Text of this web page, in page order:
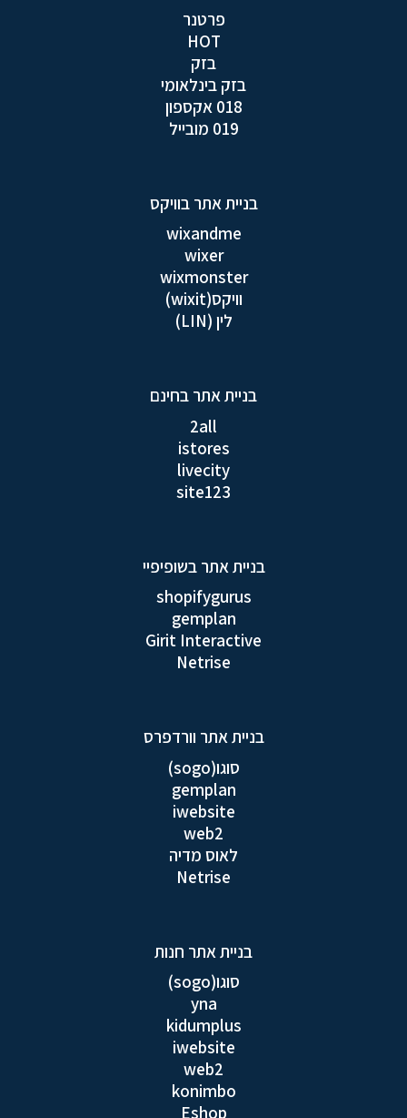
פרטנר
HOT
בזק
בזק בינלאומי
018 אקספון
019 מובייל
בניית אתר בוויקס
wixandme
wixer
wixmonster
וויקס(wixit)
לין (LIN)
בניית אתר בחינם
2all
istores
livecity
site123
בניית אתר בשופיפיי
shopifygurus
gemplan
Girit Interactive
Netrise
בניית אתר וורדפרס
סוגו(sogo)
gemplan
iwebsite
web2
לאוס מדיה
Netrise
בניית אתר חנות
סוגו(sogo)
yna
kidumplus
iwebsite
web2
konimbo
Eshop